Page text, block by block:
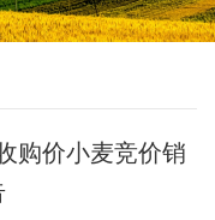
购价小麦竞价销